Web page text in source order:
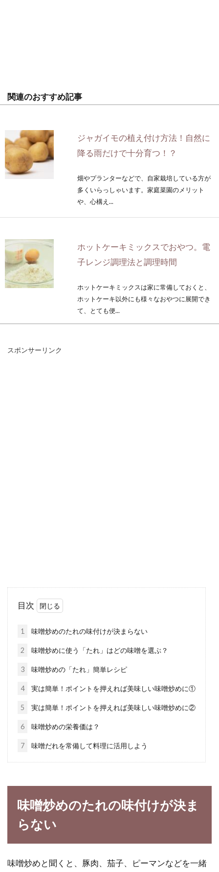
関連のおすすめ記事
ジャガイモの植え付け方法！自然に
降る雨だけで十分育つ！？
畑やプランターなどで、自家栽培している方が
多くいらっしゃいます。家庭菜園のメリット
や、心構え...
ホットケーキミックスでおやつ。電
子レンジ調理法と調理時間
ホットケーキミックスは家に常備しておくと、
ホットケーキ以外にも様々なおやつに展開でき
て、とても便...
のレシピをご紹介
もちもちとした歯ごたえのうどんは日本人に馴
染みの深いものでしょう。ひと口にうどんとい
っても、...
美味しいあの食べ物の1番カロリー
いつの時期にも美味しい人気の食べ物が、ケー
キ、ラーメン、スパゲティ、ハンバーガー、お
寿司、お酒で...
たどんこレシピをご紹介！
傘が7分開きにならないうちに採取したものの
スポンサーリンク
目次
1 味噌炒めのたれの味付けが決まらない
2 味噌炒めに使う「たれ」はどの味噌を選ぶ？
3 味噌炒めの「たれ」簡単レシピ
4 実は簡単！ポイントを押えれば美味しい味噌炒めに①
5 実は簡単！ポイントを押えれば美味しい味噌炒めに②
6 味噌炒めの栄養価は？
7 味噌だれを常備して料理に活用しよう
味噌炒めのたれの味付けが決ま
らない
味噌炒めと聞くと、豚肉、茄子、ピーマンなどを一緒